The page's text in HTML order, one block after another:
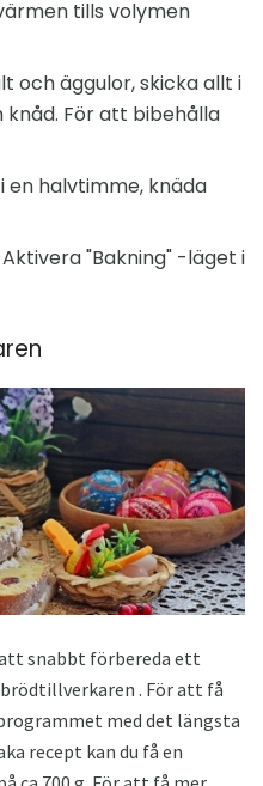
tills volymen
och äggulor, skicka allt i
knåd. För att bibehålla
en halvtimme, knäda
"Bakning" -läget i
snabbt förbereda ett
. För att få
med det längsta
recept kan du få en